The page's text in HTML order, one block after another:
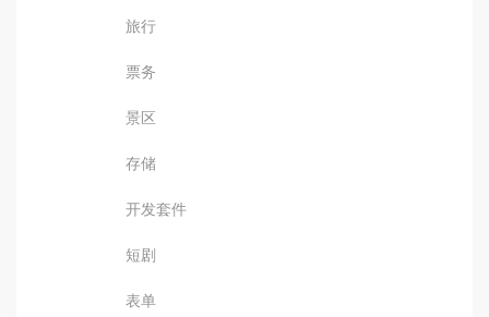
旅行
票务
景区
存储
开发套件
短剧
表单